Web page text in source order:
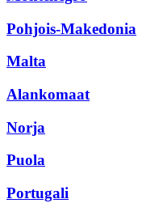
Pohjois-Makedonia
Malta
Alankomaat
Norja
Puola
Portugali